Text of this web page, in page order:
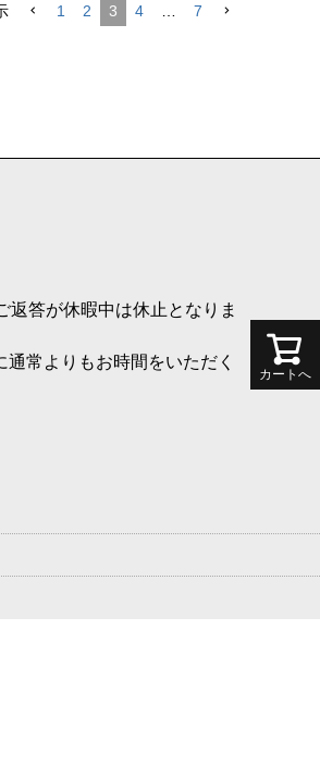
1 2 3 4 7
カートへ
答が休暇中は休止となりま
常よりもお時間をいただく